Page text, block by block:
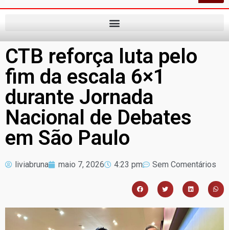
CTB reforça luta pelo
fim da escala 6×1
durante Jornada
Nacional de Debates
em São Paulo
liviabruna maio 7, 2026 4:23 pm Sem Comentários